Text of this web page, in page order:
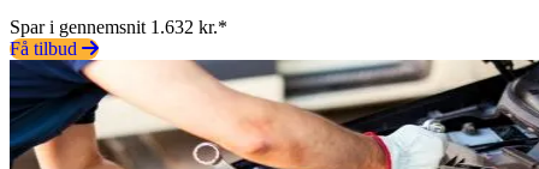
Spar i gennemsnit 1.632 kr.*
Få tilbud